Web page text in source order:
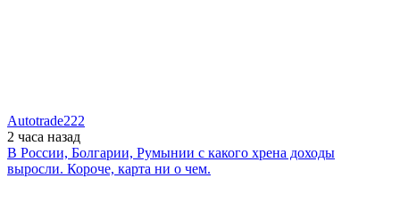
Autotrade222
2 часа назад
В России, Болгарии, Румынии с какого хрена доходы
выросли. Короче, карта ни о чем.